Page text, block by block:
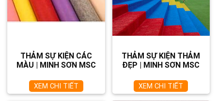
THẢM SỰ KIỆN CÁC
MÀU | MINH SƠN MSC
XEM CHI TIẾT
THẢM SỰ KIỆN THẢM
ĐẸP | MINH SƠN MSC
XEM CHI TIẾT